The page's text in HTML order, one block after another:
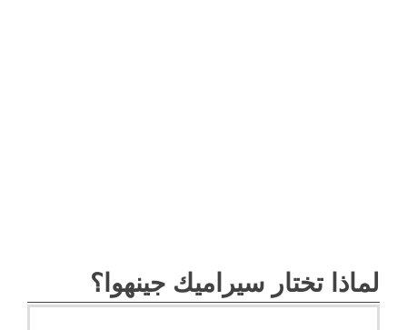
لماذا تختار سيراميك جينهوا؟